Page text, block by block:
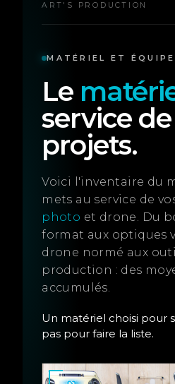
ART'S PRODUCTION
MATÉRIEL ET
Le
service
projets.
Voici l'inventaire du
mets au service de
photo et drone. Du
format aux optiques
drone normé aux
production : des
accumulés.
Un matériel choisi pour
pas pour faire la liste.